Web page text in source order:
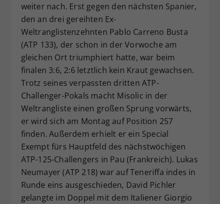
weiter nach. Erst gegen den nächsten Spanier,
den an drei gereihten Ex-
Weltranglistenzehnten Pablo Carreno Busta
(ATP 133), der schon in der Vorwoche am
gleichen Ort triumphiert hatte, war beim
finalen 3:6, 2:6 letztlich kein Kraut gewachsen.
Trotz seines verpassten dritten ATP-
Challenger-Pokals macht Misolic in der
Weltrangliste einen großen Sprung vorwärts,
er wird sich am Montag auf Position 257
finden. Außerdem erhielt er ein Special
Exempt fürs Hauptfeld des nächstwöchigen
ATP-125-Challengers in Pau (Frankreich). Lukas
Neumayer (ATP 218) war auf Teneriffa indes in
Runde eins ausgeschieden, David Pichler
gelangte im Doppel mit dem Italiener Giorgio